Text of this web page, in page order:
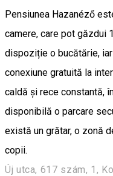
Pensiunea Hazanéző
camere, care pot găzdui
dispoziție o bucătărie,
conexiune gratuită la
caldă și rece constantă,
disponibilă o parcare
există un grătar, o zonă
copii.
Új utca, 617 szám, 1,